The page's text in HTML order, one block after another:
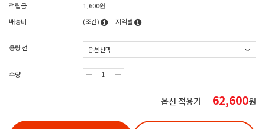
적립금
1,600원
배송비
(조건) 지역별
용량 선
수량
옵션 적용가 62,600원